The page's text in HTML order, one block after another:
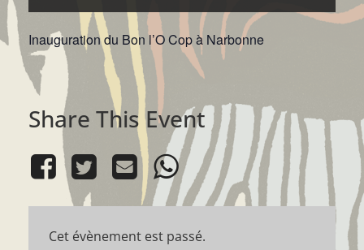
Inauguration du Bon l’O Cop à Narbonne
Share This Event
Cet évènement est passé.